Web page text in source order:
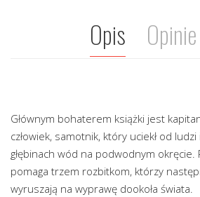
Opis
Głównym bohaterem książki jest
człowiek, samotnik, który uciekł od
głębinach wód na podwodnym
pomaga trzem rozbitkom, którzy
wyruszają na wyprawę dookoła świata.